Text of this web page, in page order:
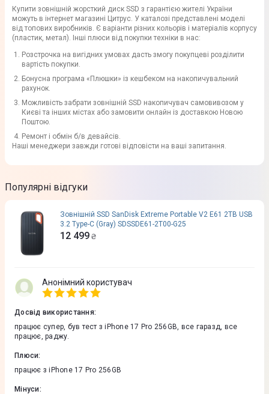
Купити зовнішній жорсткий диск SSD з гарантією жителі України
можуть в інтернет магазині Цитрус. У каталозі представлені моделі
від топових виробників. Є варіанти різних кольорів і матеріалів корпусу
(пластик, метал). Інші плюси від покупки техніки в нас:
Розстрочка на вигідних умовах дасть змогу покупцеві розділити
вартість покупки.
Бонусна програма «Плюшки» із кешбеком на накопичувальний
рахунок.
Можливість забрати зовнішній SSD накопичувач самовивозом у
Києві та інших містах або замовити онлайн із доставкою Новою
Поштою.
Ремонт і обмін б/в девайсів.
Наші менеджери завжди готові відповісти на ваші запитання.
Популярні відгуки
Зовнiшнiй SSD SanDisk Extreme Portable V2 E61 2TB USB
3.2 Type-C (Gray) SDSSDE61-2T00-G25
12 499 ₴
Анонімний користувач
Досвід використання:
працює супер, був тест з iPhone 17 Pro 256GB, все гаразд, все
працює, раджу.
Плюси:
працює з iPhone 17 Pro 256GB
Мінуси: